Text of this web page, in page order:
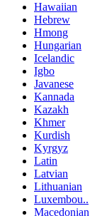
Hawaiian
Hebrew
Hmong
Hungarian
Icelandic
Igbo
Javanese
Kannada
Kazakh
Khmer
Kurdish
Kyrgyz
Latin
Latvian
Lithuanian
Luxembou..
Macedonian